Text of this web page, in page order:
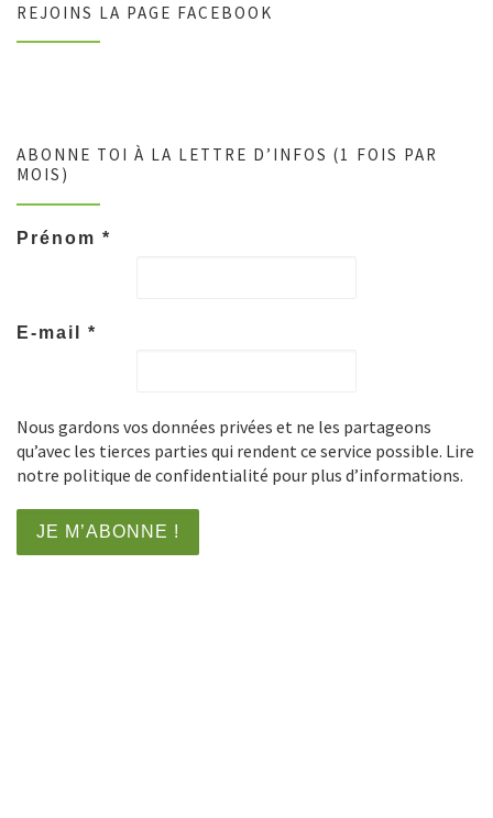
REJOINS LA PAGE FACEBOOK
ABONNE TOI À LA LETTRE D’INFOS (1 FOIS PAR
MOIS)
Prénom *
E-mail *
Nous gardons vos données privées et ne les partageons
qu’avec les tierces parties qui rendent ce service possible. Lire
notre politique de confidentialité pour plus d’informations.